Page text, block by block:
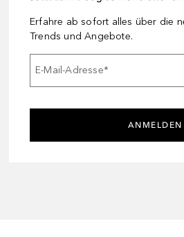
Erfahre ab sofort alles über die
Trends und Angebote.
E-Mail-Adresse*
ANMELDEN